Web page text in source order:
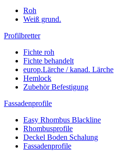
Roh
Weiß grund.
Profilbretter
Fichte roh
Fichte behandelt
europ.Lärche / kanad. Lärche
Hemlock
Zubehör Befestigung
Fassadenprofile
Easy Rhombus Blackline
Rhombusprofile
Deckel Boden Schalung
Fassadenprofile